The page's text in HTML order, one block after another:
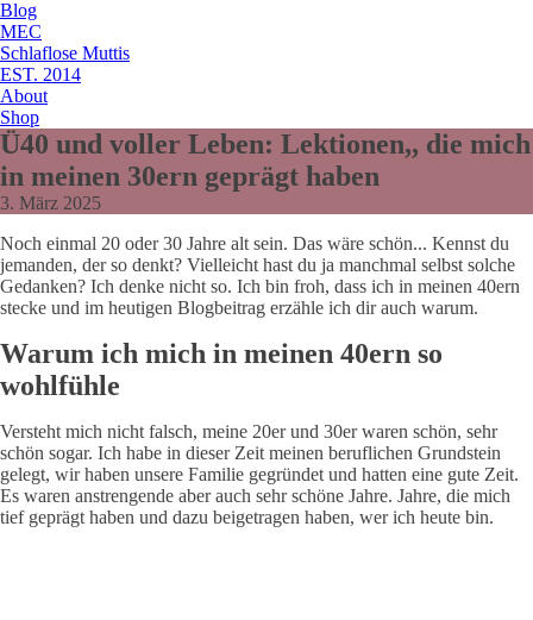
Blog
MEC
Schlaflose Muttis
EST. 2014
About
Shop
Ü40 und voller Leben: Lektionen,, die mich
in meinen 30ern geprägt haben
3. März 2025
Noch einmal 20 oder 30 Jahre alt sein. Das wäre schön... Kennst du
jemanden, der so denkt? Vielleicht hast du ja manchmal selbst solche
Gedanken? Ich denke nicht so. Ich bin froh, dass ich in meinen 40ern
stecke und im heutigen Blogbeitrag erzähle ich dir auch warum.
Warum ich mich in meinen 40ern so
wohlfühle
Versteht mich nicht falsch, meine 20er und 30er waren schön, sehr
schön sogar. Ich habe in dieser Zeit meinen beruflichen Grundstein
gelegt, wir haben unsere Familie gegründet und hatten eine gute Zeit.
Es waren anstrengende aber auch sehr schöne Jahre. Jahre, die mich
tief geprägt haben und dazu beigetragen haben, wer ich heute bin.